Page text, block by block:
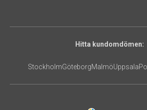
Hitta kundomdömen:
StockholmGöteborgMalmöUppsala